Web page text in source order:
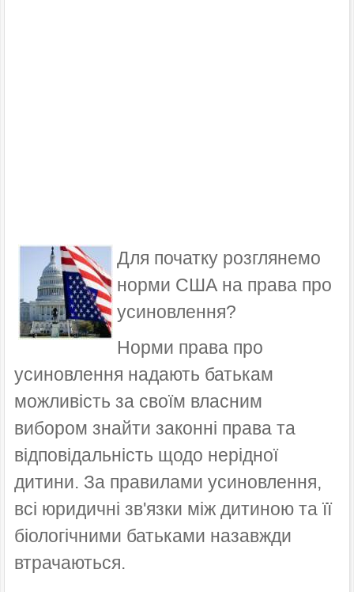
Для початку розглянемо
норми США на права про
усиновлення?
Норми права про
усиновлення надають батькам
можливість за своїм власним
вибором знайти законні права та
відповідальність щодо нерідної
дитини. За правилами усиновлення,
всі юридичні зв'язки між дитиною та її
біологічними батьками назавжди
втрачаються.